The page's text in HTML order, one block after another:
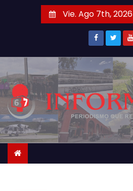
r
a
c
o
t
Vie. Ago 7th, 2026